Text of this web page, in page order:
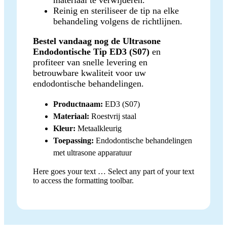
Reinig en steriliseer de tip na elke
behandeling volgens de richtlijnen.
Bestel vandaag nog de Ultrasone
Endodontische Tip ED3 (S07) en
profiteer van snelle levering en
betrouwbare kwaliteit voor uw
endodontische behandelingen.
Productnaam: ED3 (S07)
Materiaal: Roestvrij staal
Kleur: Metaalkleurig
Toepassing: Endodontische behandelingen
met ultrasone apparatuur
Here goes your text … Select any part of your text
to access the formatting toolbar.